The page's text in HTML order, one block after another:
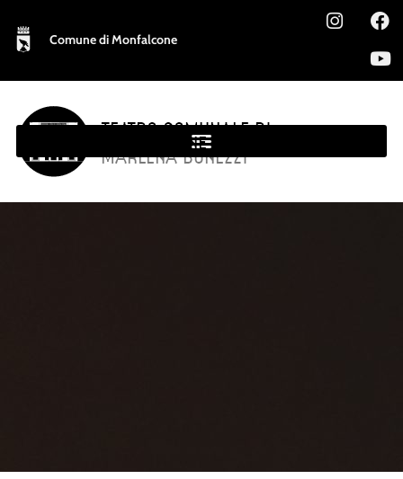
Comune di Monfalcone
TEATRO COMUNALE DI
MONFALCONE
MARLENA BONEZZI